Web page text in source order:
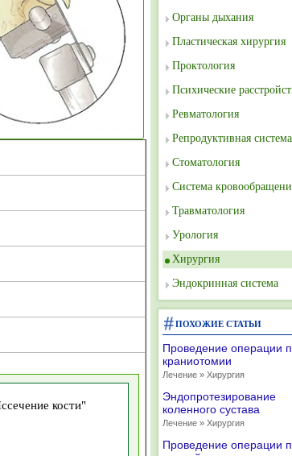
Органы дыхания
Пластическая хирургия
Проктология
Психические
Ревматология
Репродуктивная система
Стоматология
Система
Травматология
Урология
Хирургия
Эндокринная система
ПОХОЖИЕ СТАТЬИ
Проведение операции
краниотомии
Лечение » Хирургия
Эндопротезирование
коленного сустава
Лечение » Хирургия
Проведение операции